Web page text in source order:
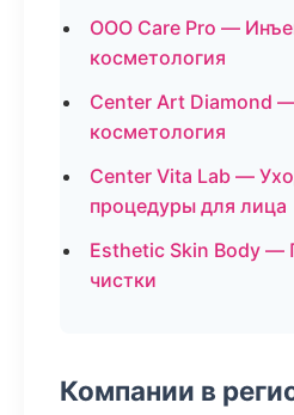
ООО Care Pro —
косметология
Center Art Diamond
косметология
Center Vita Lab —
процедуры для лица
Esthetic Skin Body —
чистки
Компании в